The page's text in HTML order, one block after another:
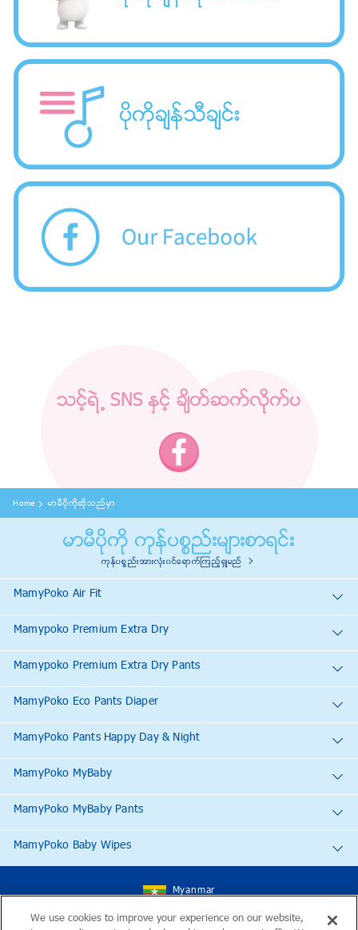
သင့္ရဲ ႔ SNS ႏွင့္ ခ်ိတ္ဆက္လိုက္ပ
Home မာမီပိုကိုဆိုသည္မွာ
မာမီပိုကို ကုန္ပစၥည္းမ်ားစာရင္း
ကုန္ပစၥည္းအားလံုး၀င္ေရာက္ၾကည့္ရွဳမည္
MamyPoko Air Fit
Mamypoko Premium Extra Dry
Mamypoko Premium Extra Dry Pants
MamyPoko Eco Pants Diaper
MamyPoko Pants Happy Day & Night
MamyPoko MyBaby
MamyPoko MyBaby Pants
MamyPoko Baby Wipes
Myanmar
We use cookies to improve your experience on our website,